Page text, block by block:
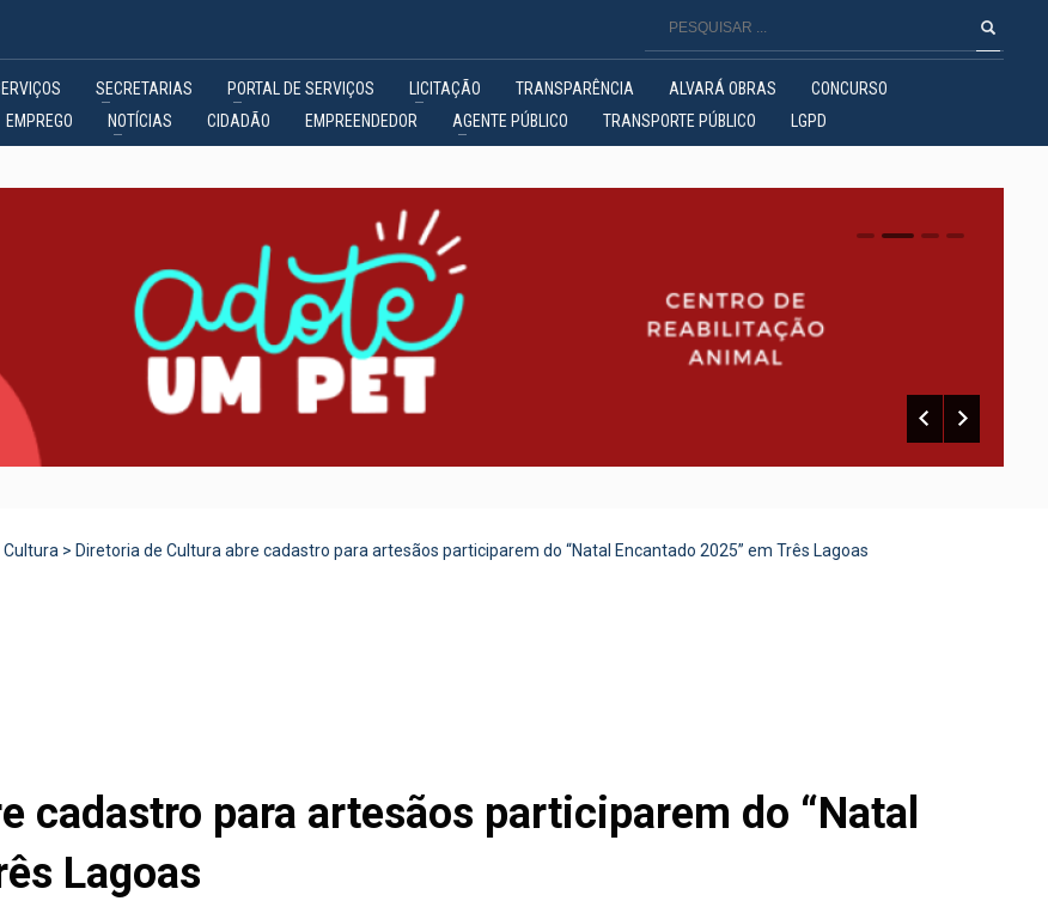
SECRETARIAS PORTAL DE SERVIÇOS LICITAÇÃO TRANSPARÊNCIA ALVARÁ OBRAS
CONCURSO
EMPREGO NOTÍCIAS CIDADÃO EMPREENDEDOR AGENTE PÚBLICO TRANSPORTE PÚBLICO LGPD
0 1 2
Cultura > Diretoria de Cultura abre cadastro para artesãos participarem do “Natal Encantado 2025” em Três Lagoas
cadastro para artesãos participarem do “Natal
Lagoas